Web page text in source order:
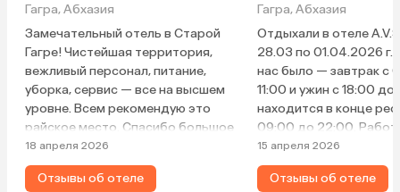
Гагра, Абхазия
Замечательный отель в Старой
Гагре! Чистейшая территория,
вежливый персонал, питание,
уборка, сервис — все на высшем
уровне. Всем рекомендую это
райское место. Спасибо большое
за гостеприимство!
18 апреля 2026
Отзывы об отеле
Гагра, Абхазия
Отдыхали в отеле
28.03 по 01.04.2026 г.
нас было — завтрак с
11:00 и ужин с 18:00
находится в конце
09:00 до 22:00.
с 09:00 до 21:00,
даже в дождь очень
приятно плавать!
15 апреля 2026
Отзывы об отеле